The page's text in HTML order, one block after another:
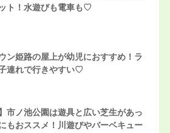
ト！水遊びも電車も♡
ン姫路の屋上が幼児におすすめ！ラ
連れで行きやすい♡
】市ノ池公園は遊具と広い芝生があっ
もおススメ！川遊びやバーベキュー